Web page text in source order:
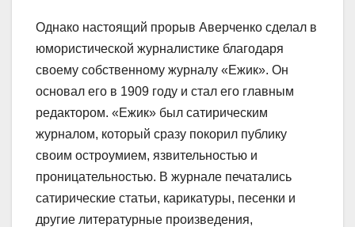
Однако настоящий прорыв Аверченко сделал в
юмористической журналистике благодаря
своему собственному журналу «Ежик». Он
основал его в 1909 году и стал его главным
редактором. «Ежик» был сатирическим
журналом, который сразу покорил публику
своим остроумием, язвительностью и
проницательностью. В журнале печатались
сатирические статьи, карикатуры, песенки и
другие литературные произведения,